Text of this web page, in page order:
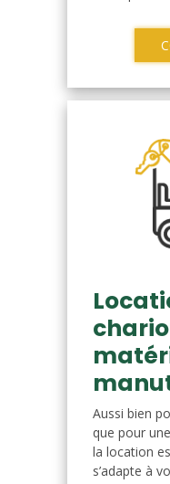
Aussi bien
que pour
la location
s’adapte à